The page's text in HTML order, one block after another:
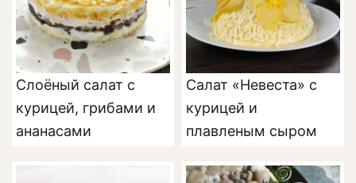
Слоёный салат с
курицей, грибами и
ананасами
Салат «Невеста» с
курицей и
плавленым сыром